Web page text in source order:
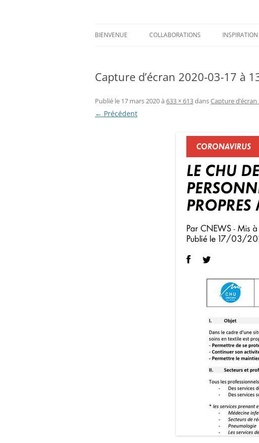
BIENVENUE COLLABORATIONS INSPIRATION
Capture d’écran 2020-03-17 à
Publié le 17 mars 2020à 633 × 613dansCapture d’écran
← Précédent